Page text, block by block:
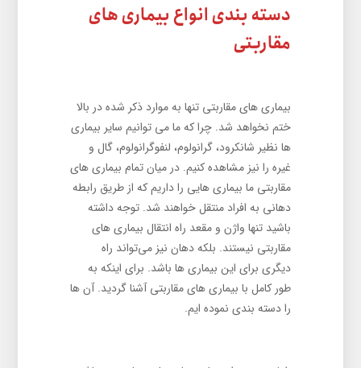
دسته بندی انواع بیماری های
مقاربتی
بیماری های مقاربتی تنها به موارد ذکر شده در بالا
ختم نخواهد شد. چرا که ما می توانیم سایر بیماری
‌ها نظیر شانکرود، گرانولوم، لنفوگرانولوم، گال و
غیره را نیز مشاهده کنیم. در میان تمام بیماری های
مقاربتی ما بیماری هایی را داریم که از طریق رابطه
دهانی به افراد منتقل خواهند شد. توجه داشته
باشید تنها واژن و مقعد راه انتقال بیماری های
مقاربتی نیستند. بلکه دهان نیز می‌تواند راه
دیگری برای این بیماری ها باشد. برای اینکه به
طور کامل با بیماری های مقاربتی آشنا گردید. آن ها
را دسته بندی نموده ایم.